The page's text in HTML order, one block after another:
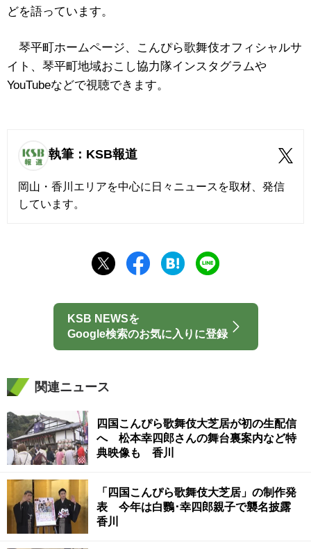
どを語っています。
琴平町ホームページ、こんぴら歌舞伎オフィシャルサ
イト、琴平町地域おこし協力隊インスタグラムや
YouTubeなどで視聴できます。
執筆：KSB報道
岡山・香川エリアを中心に日々ニュースを取材、発信
しています。
KSB NEWSを
Google検索のお気に入りに登録
関連ニュース
四国こんぴら歌舞伎大芝居が初の生配信
へ 松本幸四郎さんの舞台裏案内など特
典映像も 香川
「四国こんぴら歌舞伎大芝居」の制作発
表 今年は白鸚･幸四郎親子で襲名披露
香川